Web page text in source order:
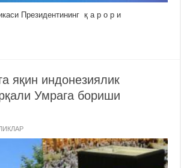
Президентининг қ а р о р и
яқин индонезиялик
Умрага бориши